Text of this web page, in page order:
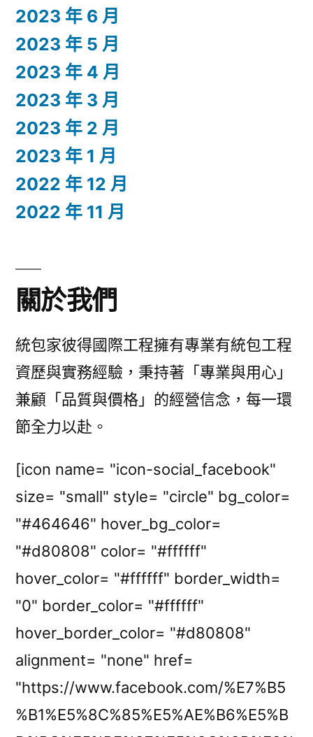
2023 年 6 月
2023 年 5 月
2023 年 4 月
2023 年 3 月
2023 年 2 月
2023 年 1 月
2022 年 12 月
2022 年 11 月
關於我們
統包家彼得國際工程擁有專業有統包工程
資歷與實務經驗，秉持著「專業與用心」
兼顧「品質與價格」的經營信念，每一環
節全力以赴。
[icon name= "icon-social_facebook"
size= "small" style= "circle" bg_color=
"#464646" hover_bg_color=
"#d80808" color= "#ffffff"
hover_color= "#ffffff" border_width=
"0" border_color= "#ffffff"
hover_border_color= "#d80808"
alignment= "none" href=
"https://www.facebook.com/%E7%B5
%B1%E5%8C%85%E5%AE%B6%E5%B